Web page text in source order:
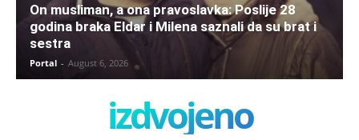
On musliman, a ona pravoslavka: Poslije 28
godina braka Eldar i Milena saznali da su brat i
sestra
Portal - August 6, 2026
izdvojeno